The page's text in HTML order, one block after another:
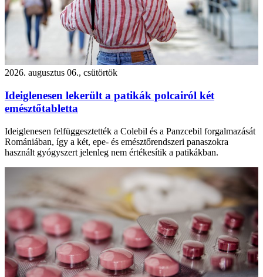
2026. augusztus 06., csütörtök
Ideiglenesen lekerült a patikák polcairól két
emésztőtabletta
Ideiglenesen felfüggesztették a Colebil és a Panzcebil forgalmazását
Romániában, így a két, epe- és emésztőrendszeri panaszokra
használt gyógyszert jelenleg nem értékesítik a patikákban.